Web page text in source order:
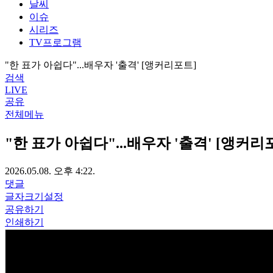
날씨
이슈
시리즈
TV프로그램
"한 표가 아쉽다"...배우자 '출격' [앵커리포트]
검색
LIVE
공유
전체메뉴
"한 표가 아쉽다"...배우자 '출격' [앵커리
2026.05.08. 오후 4:22.
댓글
글자크기설정
공유하기
인쇄하기